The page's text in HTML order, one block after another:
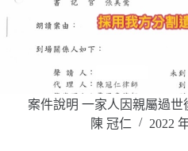
案件說明 一家人因親屬過
陳 冠仁
2022